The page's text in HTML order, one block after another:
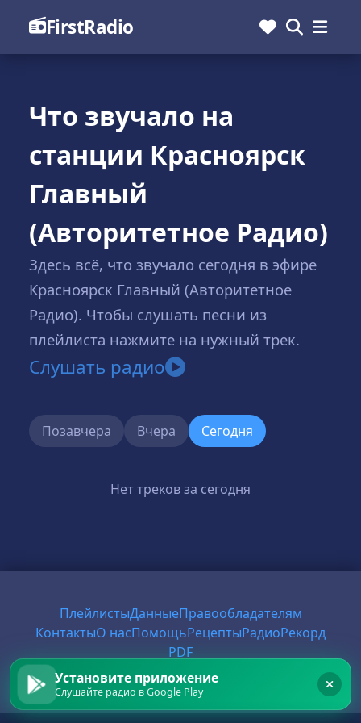
FirstRadio
Что звучало на
станции Красноярск
Главный
(Авторитетное Радио)
Здесь всё, что звучало сегодня в эфире
Красноярск Главный (Авторитетное
Радио). Чтобы слушать песни из
плейлиста нажмите на нужный трек.
Слушать радио
Позавчера Вчера Сегодня
Нет треков за сегодня
Установите приложение
Слушайте радио в Google Play
ПлейлистыДанныеПравообладателям
КонтактыО насПомощьРецептыРадиоРекорд
PDF
© 2026 FirstRadio